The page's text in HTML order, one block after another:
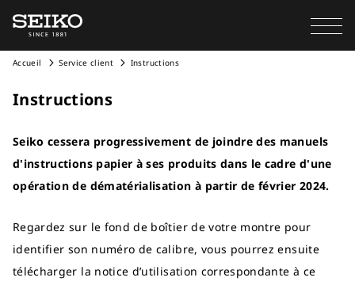
Accueil Service client Instructions
Instructions
Seiko cessera progressivement de joindre des manuels
d'instructions papier à ses produits dans le cadre d'une
opération de dématérialisation à partir de février 2024.
Regardez sur le fond de boîtier de votre montre pour
identifier son numéro de calibre, vous pourrez ensuite
télécharger la notice d’utilisation correspondante à ce